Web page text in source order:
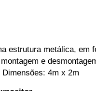
estrutura metálica, em
e
Dimensões: 4m x 2m